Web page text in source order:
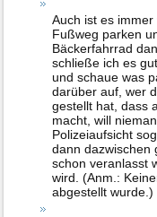
Auch ist es
Fußweg parken
Bäckerfahrrad
schließe ich es
und schaue was
darüber auf, wer
gestellt hat, dass
macht, will
Polizeiaufsicht
dann dazwischen
schon veranlasst
wird. (Anm.:
abgestellt wurde.)